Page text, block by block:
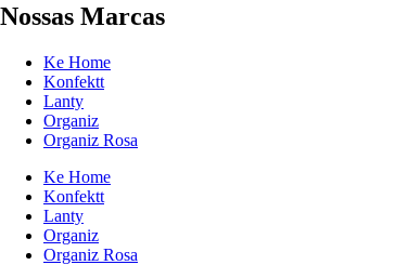
Nossas Marcas
Ke Home
Konfektt
Lanty
Organiz
Organiz Rosa
Ke Home
Konfektt
Lanty
Organiz
Organiz Rosa